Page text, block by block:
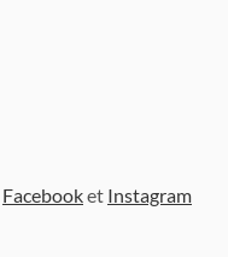
Facebooket Instagram